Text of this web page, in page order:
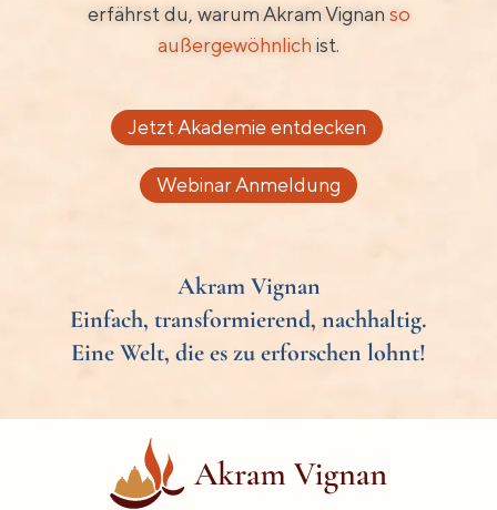
erfährst du, warum Akram Vignan so
außergewöhnlich ist.
Jetzt Akademie entdecken
Webinar Anmeldung
Akram Vignan
Einfach, transformierend, nachhaltig.
Eine Welt, die es zu erforschen lohnt!